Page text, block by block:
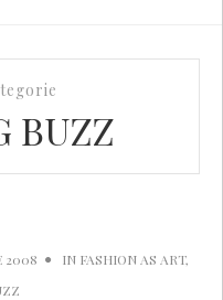
BUZZ
2008 IN FASHION AS ART,